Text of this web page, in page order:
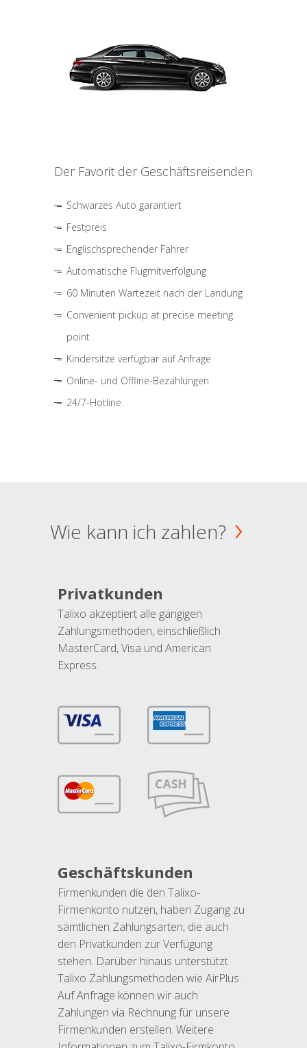
Der Favorit der Geschäftsreisenden
Schwarzes Auto garantiert
Festpreis
Englischsprechender Fahrer
Automatische Flugmitverfolgung
60 Minuten Wartezeit nach der Landung
Convenient pickup at precise meeting
point
Kindersitze verfügbar auf Anfrage
Online- und Offline-Bezahlungen
24/7-Hotline
Wie kann ich zahlen?
Privatkunden
Talixo akzeptiert alle gängigen
Zahlungsmethoden, einschließlich
MasterCard, Visa und American
Express.
Geschäftskunden
Firmenkunden die den Talixo-
Firmenkonto nutzen, haben Zugang zu
sämtlichen Zahlungsarten, die auch
den Privatkunden zur Verfügung
stehen. Darüber hinaus unterstützt
Talixo Zahlungsmethoden wie AirPlus.
Auf Anfrage können wir auch
Zahlungen via Rechnung für unsere
Firmenkunden erstellen. Weitere